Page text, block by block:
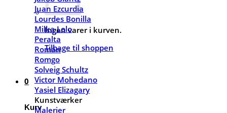
Ingen varer i kurven.
Tilbage til shoppen
0
Kurv
Juan Ezcurdia
Lourdes Bonilla
Milka Lolo
Peralta
Román
Romgo
Solveig Schultz
Victor Mohedano
Yasiel Elizagary
Kunstværker
Malerier